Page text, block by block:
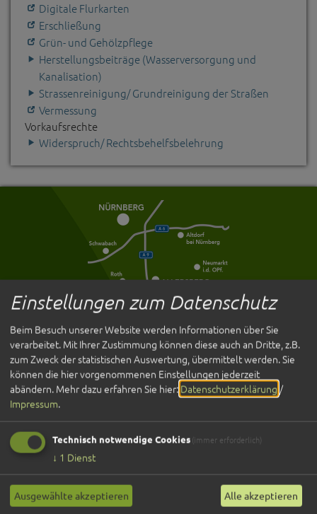
Digitale Flurkarten
Erschließung
Grün- und Gehölzpflege
Herstellungsbeiträge (Wasserversorgung und
Kanalisation)
Strassenreinigung/ Grundreinigung der Straßen
Vermessung
Vorkaufsrechte
Widerspruch/ Rechtsbehelfsbelehrung
Entdecken
Übernachten
Gastronomie
Veranstaltungen
Service
Anreise
Öffnungszeiten
Einstellungen zum Datenschutz
Beim Besuch unserer Website werden Informationen über Sie
verarbeitet. Mit Ihrer Zustimmung können diese auch an Dritte, z.B.
zum Zweck der statistischen Auswertung, übermittelt werden. Sie
können die hier vorgenommenen Einstellungen jederzeit
abändern. Mehr dazu erfahren Sie hier: Datenschutzerklärung /
Impressum.
Technisch notwendige Cookies(immer erforderlich)
↓ 1 Dienst
Ausgewählte akzeptieren Alle akzeptieren